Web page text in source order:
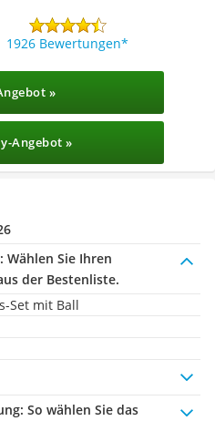
1926 Bewertungen
»
Angebot »
Wählen Sie Ihren
der Bestenliste.
Set mit Ball
: So wählen Sie das